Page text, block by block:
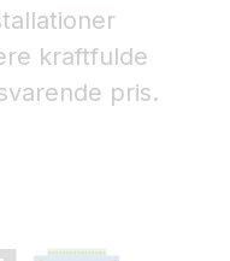
kraftfulde
pris.